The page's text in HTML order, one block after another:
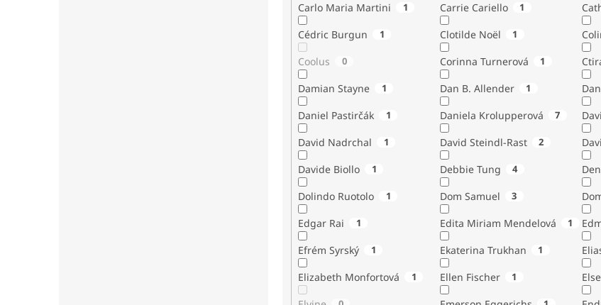
Carlo Maria Martini 1 Carrie Cariello 1
Cédric Burgun 1 Clotilde Noël 1
Coolus 0 Corinna Turnerová 1
Damian Stayne 1 Dan B. Allender 1
Daniel Pastirčák 1 Daniela Krolupperová 7
David Nadrchal 1 David Steindl-Rast 2
Davide Biollo 1 Debbie Tung 4
Dolindo Ruotolo 1 Dom Samuel 3
Edgar Rai 1 Edita Miriam Mendelová 1
Efrém Syrský 1 Ekaterina Trukhan 1
Elizabeth Monfortová 1 Ellen Fischer 1